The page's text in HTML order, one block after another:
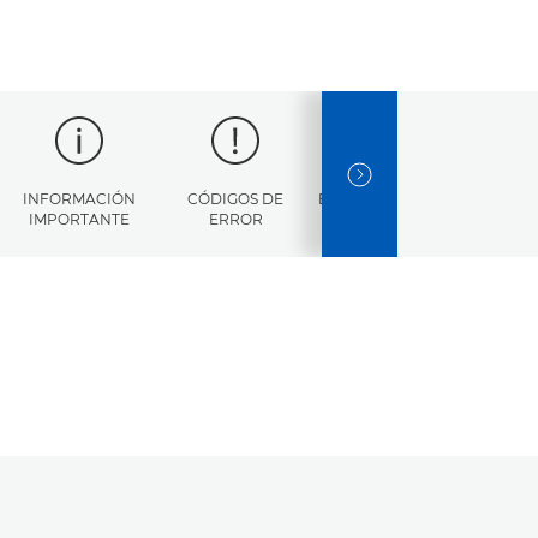
INFORMACIÓN
IMPORTANTE
CÓDIGOS DE
ERROR
ESPECIFICACIONES
NEXT SLIDE